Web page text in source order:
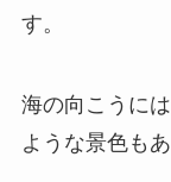
す。
海の向こうに
ような景色もあ